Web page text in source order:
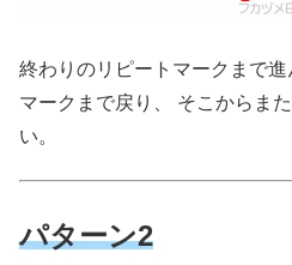
終わりのリピートマークまで
マークまで戻り、 そこからま
い。
パターン2